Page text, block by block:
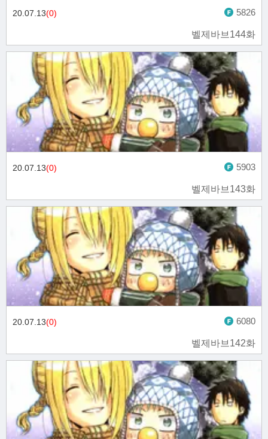
벨제바브144화
20.07.13(0) 5826
벨제바브143화
20.07.13(0) 5903
벨제바브142화
20.07.13(0) 6080